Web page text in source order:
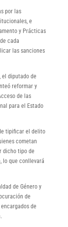
por las
e
y Prácticas
cada
las sanciones
el diputado de
reformar y
de las
para el Estado
tipificar el delito
cometan
dicho tipo de
lo que conllevará
de Género y
de
de